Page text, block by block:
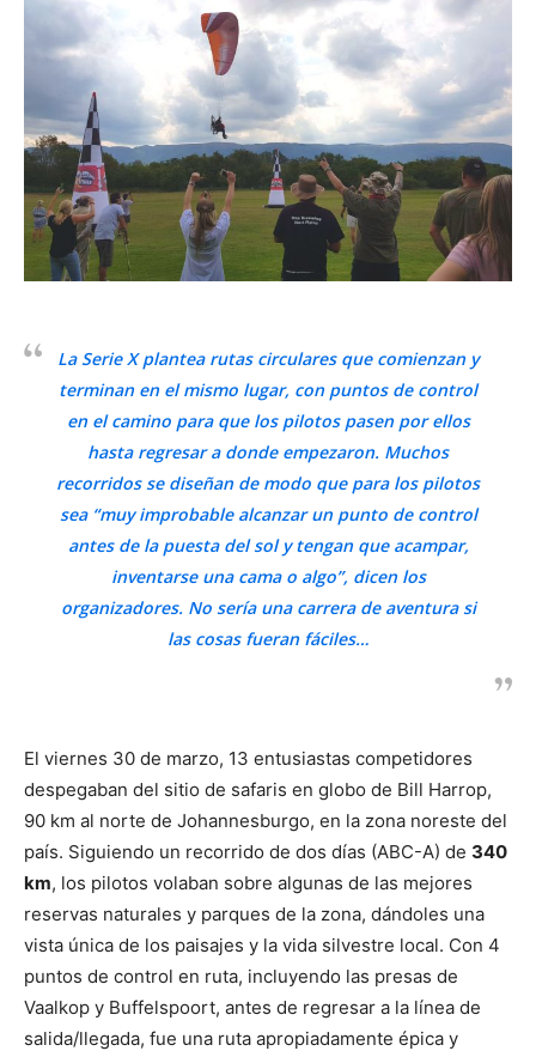
La Serie X plantea rutas circulares que comienzan y
terminan en el mismo lugar, con puntos de control
en el camino para que los pilotos pasen por ellos
hasta regresar a donde empezaron. Muchos
recorridos se diseñan de modo que para los pilotos
sea “muy improbable alcanzar un punto de control
antes de la puesta del sol y tengan que acampar,
inventarse una cama o algo”, dicen los
organizadores. No sería una carrera de aventura si
las cosas fueran fáciles…
El viernes 30 de marzo, 13 entusiastas competidores
despegaban del sitio de safaris en globo de Bill Harrop,
90 km al norte de Johannesburgo, en la zona noreste del
país. Siguiendo un recorrido de dos días (ABC-A) de 340
km, los pilotos volaban sobre algunas de las mejores
reservas naturales y parques de la zona, dándoles una
vista única de los paisajes y la vida silvestre local. Con 4
puntos de control en ruta, incluyendo las presas de
Vaalkop y Buffelspoort, antes de regresar a la línea de
salida/llegada, fue una ruta apropiadamente épica y